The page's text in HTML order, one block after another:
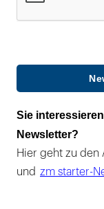
Sie
Newsletter?
Hier geht zu den
und zm starter-